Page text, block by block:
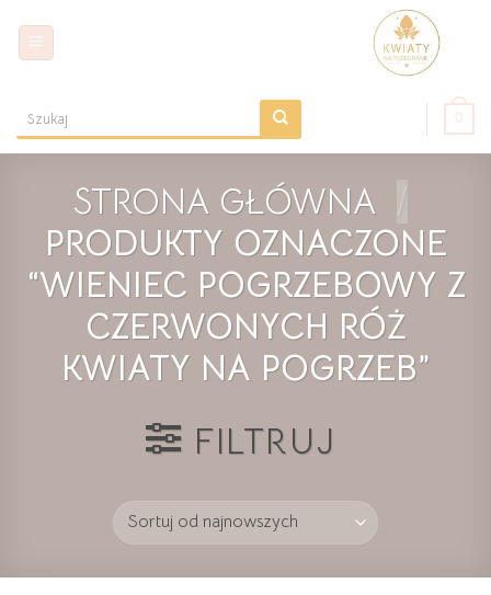
content
Szukaj:
0
STRONA GŁÓWNA /
PRODUKTY OZNACZONE
“WIENIEC POGRZEBOWY Z
CZERWONYCH RÓŻ
KWIATY NA POGRZEB”
FILTRUJ